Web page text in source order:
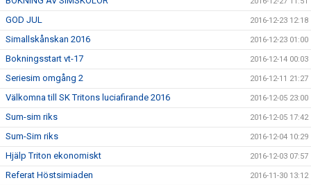
GOD JUL 2016-12-23 12:18
Simallskånskan 2016 2016-12-23 01:00
Bokningsstart vt-17 2016-12-14 00:03
Seriesim omgång 2 2016-12-11 21:27
Välkomna till SK Tritons luciafirande 2016 2016-12-05 23:00
Sum-sim riks 2016-12-05 17:42
Sum-Sim riks 2016-12-04 10:29
Hjälp Triton ekonomiskt 2016-12-03 07:57
Referat Höstsimiaden 2016-11-30 13:12